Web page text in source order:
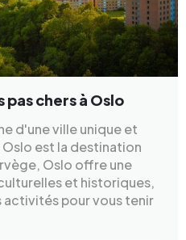
pas chers à Oslo
d'une ville unique et
est la destination
Oslo offre une
et historiques,
activités pour vous tenir